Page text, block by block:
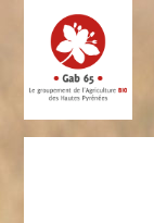
contenu
principal